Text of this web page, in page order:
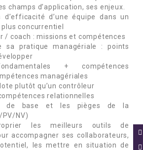
champs d’application, ses enjeux.
d’efficacité d’une équipe dans un
concurrentiel
/ coach : missions et compétences
sa pratique managériale : points
+ compétences
managériales
plutôt qu’un contrôleur
relationnelles
de base et les pièges de la
NV)
les meilleurs outils de
accompagner ses collaborateurs,
les mettre en situation de